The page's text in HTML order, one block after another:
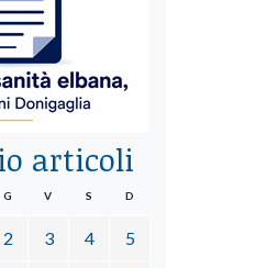
articoli
G V S D
2 3 4 5